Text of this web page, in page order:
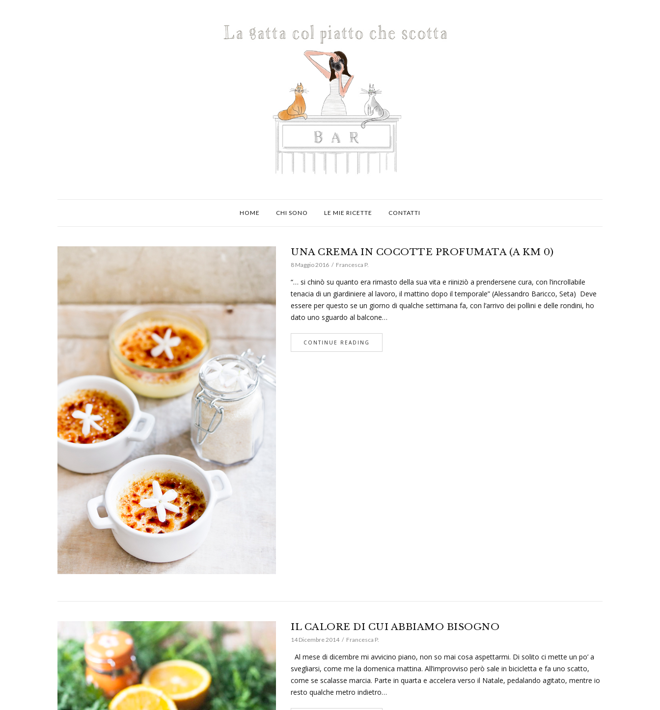
HOME CHI SONO LE MIE RICETTE CONTATTI
UNA CREMA IN COCOTTE PROFUMATA (A KM 0)
8 Maggio 2016 Francesca P.
“… si chinò su quanto era rimasto della sua vita e riiniziò a prendersene cura, con l’incrollabile
tenacia di un giardiniere al lavoro, il mattino dopo il temporale” (Alessandro Baricco, Seta) Deve
essere per questo se un giorno di qualche settimana fa, con l’arrivo dei pollini e delle rondini, ho
dato uno sguardo al balcone…
CONTINUE READING
IL CALORE DI CUI ABBIAMO BISOGNO
14 Dicembre 2014 Francesca P.
Al mese di dicembre mi avvicino piano, non so mai cosa aspettarmi. Di solito ci mette un po’ a
svegliarsi, come me la domenica mattina. All’improvviso però sale in bicicletta e fa uno scatto,
come se scalasse marcia. Parte in quarta e accelera verso il Natale, pedalando agitato, mentre io
resto qualche metro indietro…